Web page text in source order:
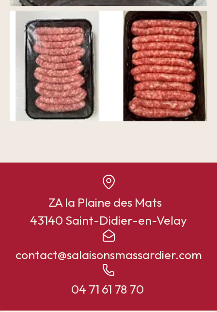
ZA la Plaine des Mats
43140 Saint-Didier-en-Velay
contact@salaisonsmassardier.com
04 71 61 78 70